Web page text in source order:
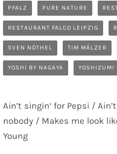
PFALZ PURE NATURE
RESTAURANT FALCO LEIPZIG
SVEN NÖTHEL TIM MÄLZER
YOSHI BY NAGAYA YOSHIZUMI
Ain’t singin‘ for Pepsi /
nobody / Makes me look
Young